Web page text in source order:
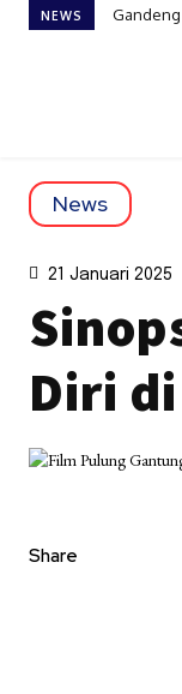
NEWS Gandeng
News
21 Januari 2025
Diri
Share